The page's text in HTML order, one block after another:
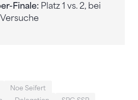
Finale:Platz 1 vs. 2, bei
Noe Seifert